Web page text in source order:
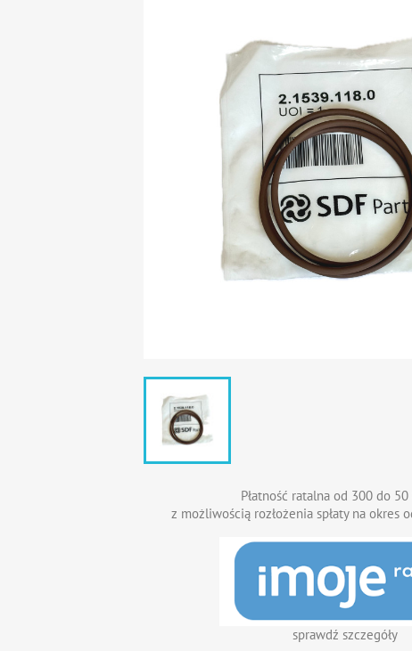
Płatność ratalna od 300 do 50
z możliwością rozłożenia spłaty na okres
sprawdź szczegóły